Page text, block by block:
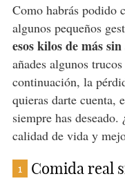
Como habrás podido
algunos pequeños
esos kilos de más
añades algunos
continuación, la
quieras darte cuenta,
siempre has
calidad de vida y
1 Comida real